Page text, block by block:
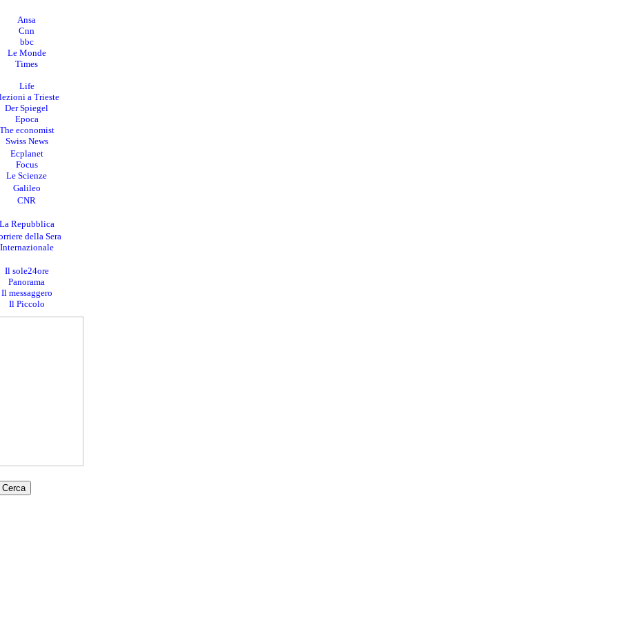
Ansa
Cnn
bbc
Le Monde
Times
Life
a Trieste
Der Spiegel
Epoca
economist
Swiss News
Ecplanet
Focus
Le Scienze
Galileo
CNR
Repubblica
della Sera
Internazionale
Il sole24ore
Panorama
Il messaggero
Il Piccolo